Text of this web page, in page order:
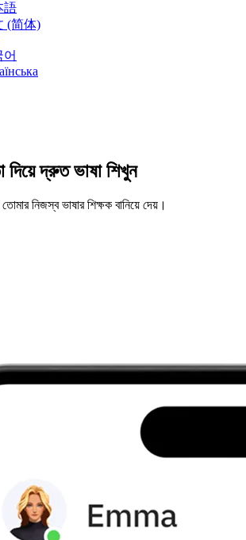
語
(简体)
어
দিয়ে দ্রুত ভাষা শিখুন
নিজস্ব ভাষার শিক্ষক বানিয়ে দেয়।